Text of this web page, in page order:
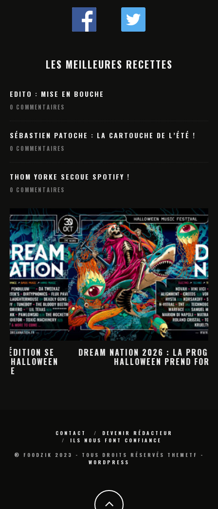
LES MEILLEURES RECETTES
EDITO : MISE EN BOUCHE
0 COMMENTAIRES
SÉBASTIEN PATOCHE : LA CARTOUCHE DE L’ÉTÉ !
0 COMMENTAIRES
THOM YORKE SECOUE SPOTIFY !
0 COMMENTAIRES
DREAM NATION 2026 : LA PROGRAMMATION
HALLOWEEN PREND FORME
CONTACT
DEVENIR RÉDACTEUR
ILS NOUS FONT CONFIANCE
® FOODZIK 2023 - TOUS DROITS RÉSERVÉS THEMETF -
WORDPRESS